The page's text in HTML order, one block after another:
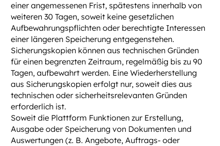
einer angemessenen Frist, spätestens innerhalb von
weiteren 30 Tagen, soweit keine gesetzlichen
Aufbewahrungspflichten oder berechtigte Interessen
einer längeren Speicherung entgegenstehen.
Sicherungskopien können aus technischen Gründen
für einen begrenzten Zeitraum, regelmäßig bis zu 90
Tagen, aufbewahrt werden. Eine Wiederherstellung
aus Sicherungskopien erfolgt nur, soweit dies aus
technischen oder sicherheitsrelevanten Gründen
erforderlich ist.
Soweit die Plattform Funktionen zur Erstellung,
Ausgabe oder Speicherung von Dokumenten und
Auswertungen (z. B. Angebote, Auftrags- oder